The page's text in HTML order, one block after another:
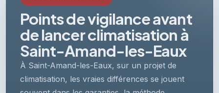
Points de vigilance avant
de lancer climatisation à
Saint-Amand-les-Eaux
À Saint-Amand-les-Eaux, sur un projet de
climatisation, les vraies différences se jouent